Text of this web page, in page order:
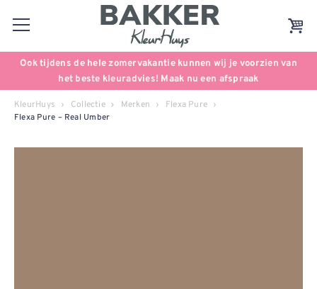
Ook tijdens de hele zomervakantie kunnen wij je voorzien van
het beste kleuradvies! Maak nu een afspraak
KleurHuys Collectie Merken Flexa Pure
Flexa Pure – Real Umber